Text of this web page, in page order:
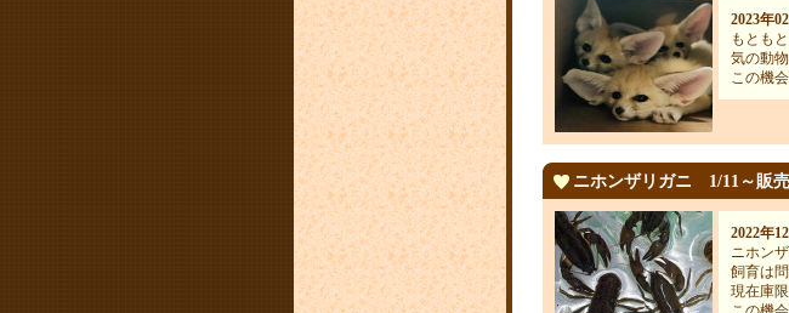
2023年
もとも
気の動
この機会
ニホンザリガニ 1/11～販
2022年
ニホン
飼育は
現在庫